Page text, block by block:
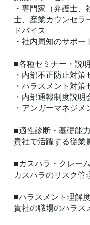
・専門家（弁護士
士、産業カウンセラ
ドバイス
・社内周知のサポー
■各種セミナー・説
・内部不正防止対策
・ハラスメント対策
・内部通報制度説明
・アンガーマネジメ
■適性診断・基礎能
貴社で活躍する従業
■カスハラ・クレー
カスハラのリスク
■ハラスメント理解
貴社の職場のハラス